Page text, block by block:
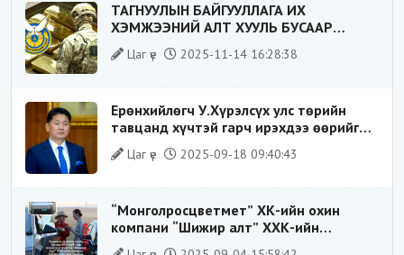
ТАГНУУЛЫН БАЙГУУЛЛАГА ИХ
ХЭМЖЭЭНИЙ АЛТ ХУУЛЬ БУСААР
ХИЛЭЭР ГАРГАХ ГЭЖ БАЙСАН
ҮЙЛДЛИЙГ ТАСЛАН ЗОГСООЛОО
Цаг үе 2025-11-14 16:28:38
Ерөнхийлөгч У.Хүрэлсүх улс төрийн
тавцанд хүчтэй гарч ирэхдээ өөрийгөө
шударга ёсны төлөө тэмцэгч, “хуучин
тогтолцооны хонгилыг нураагч” гэсэн
Цаг үе 2025-09-18 09:40:43
“Монголросцветмет” ХК-ийн охин
компани “Шижир алт” ХХК-ийн
Гүйцэтгэх захирлаар ажиллаж байсан